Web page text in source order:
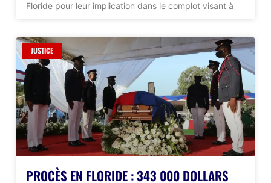
Floride pour leur implication dans le complot visant à
JUSTICE
PROCÈS EN FLORIDE : 343 000 DOLLARS